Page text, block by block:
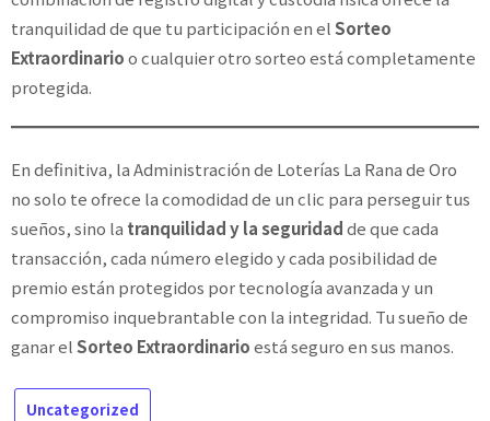
tranquilidad de que tu participación en elSorteo
Extraordinarioo cualquier otro sorteo está completamente
protegida.
En definitiva, la Administración de Loterías La Rana de Oro
no solo te ofrece la comodidad de un clic para perseguir tus
sueños, sino la tranquilidad y la seguridadde que cada
transacción, cada número elegido y cada posibilidad de
premio están protegidos por tecnología avanzada y un
compromiso inquebrantable con la integridad. Tu sueño de
ganar elSorteo Extraordinarioestá seguro en sus manos.
Uncategorized